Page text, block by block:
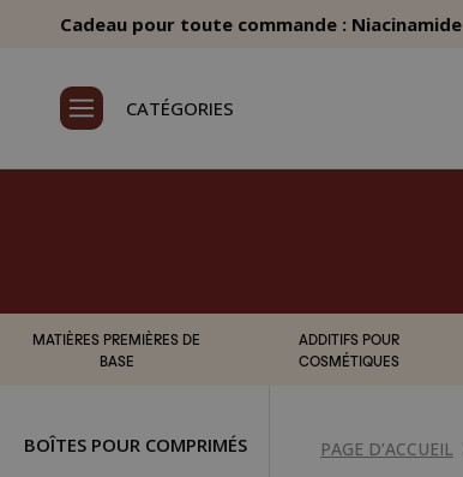
Cadeau pour toute commande : Niacinamide
CATÉGORIES
MATIÈRES PREMIÈRES DE
BASE
ADDITIFS POUR
COSMÉTIQUES
BOÎTES POUR COMPRIMÉS
PAGE D’ACCUEIL